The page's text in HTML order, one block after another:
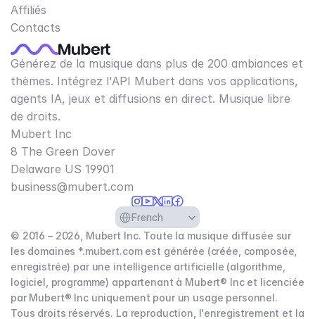
Affiliés
Contacts
Générez de la musique dans plus de 200 ambiances et
thèmes. Intégrez l'API Mubert dans vos applications,
agents IA, jeux et diffusions en direct. Musique libre
de droits.
Mubert Inc
8 The Green Dover
Delaware US 19901​
business@mubert.com
Select Language
French
© 2016 – 2026, Mubert Inc. Toute la musique diffusée sur
les domaines *.mubert.com est générée (créée, composée,
enregistrée) par une intelligence artificielle (algorithme,
logiciel, programme) appartenant à Mubert® Inc et licenciée
par Mubert® Inc uniquement pour un usage personnel.
Tous droits réservés. La reproduction, l'enregistrement et la